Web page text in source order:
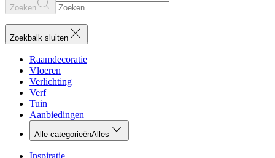
Zoeken
Zoekbalk sluiten
Raamdecoratie
Vloeren
Verlichting
Verf
Tuin
Aanbiedingen
Alle categorieënAlles
Inspiratie